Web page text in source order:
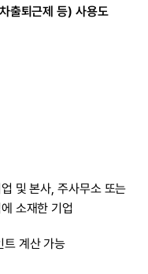
출퇴근제 등) 사용도
및 본사, 주사무소 또는
소재한 기업
트 계산 가능